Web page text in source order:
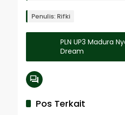
Penulis: Rifki
PLN UP3 Madura
Dream
Pos Terkait